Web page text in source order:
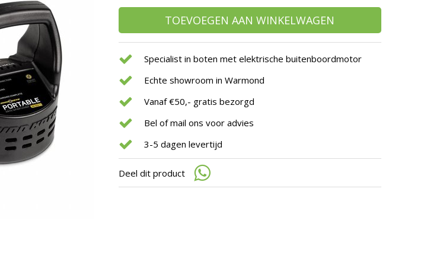
op
Enter
naar
geselecteerde
zoekresultaat
te
gaan.
Als
u
touch-
TOEVOEGEN AAN WINKELWAGEN
Specialist in boten met elektrische buitenboordmotor
Echte showroom in Warmond
Vanaf €50,- gratis bezorgd
Bel of mail ons voor advies
3-5 dagen levertijd
Deel dit product